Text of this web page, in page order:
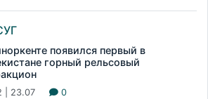
появился первый в
горный рельсовый
| 23.07 0